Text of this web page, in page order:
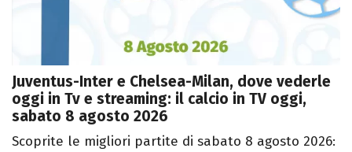
Juventus-Inter e Chelsea-Milan, dove vederle
oggi in Tv e streaming: il calcio in TV oggi,
sabato 8 agosto 2026
Scoprite le migliori partite di sabato 8 agosto 2026: